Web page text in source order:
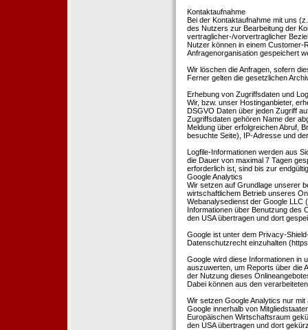
Kontaktaufnahme
Bei der Kontaktaufnahme mit uns
des Nutzers zur Bearbeitung der
vertraglicher-/vorvertraglicher
Nutzer können in einem Customer-
Anfragenorganisation gespeichert
Wir löschen die Anfragen, sofern
Ferner gelten die gesetzlichen
Erhebung von Zugriffsdaten und
Wir, bzw. unser Hostinganbieter,
DSGVO Daten über jeden Zugriff
Zugriffsdaten gehören Name der
Meldung über erfolgreichen Abruf,
besuchte Seite), IP-Adresse und
Logfile-Informationen werden aus
die Dauer von maximal 7 Tagen
erforderlich ist, sind bis zur
Google Analytics
Wir setzen auf Grundlage unserer
wirtschaftlichem Betrieb unseres
Webanalysedienst der Google LLC
Informationen über Benutzung des
den USA übertragen und dort
Google ist unter dem Privacy-
Datenschutzrecht einzuhalten
Google wird diese Informationen in
auszuwerten, um Reports über die
der Nutzung dieses
Dabei können aus den
Wir setzen Google Analytics nur
Google innerhalb von
Europäischen Wirtschaftsraum
den USA übertragen und dort